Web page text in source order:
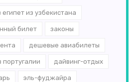
египет из узбекистана
билет законы
дешевые авиабилеты
португалии дайвинг-отдых
эль-­фуджайра